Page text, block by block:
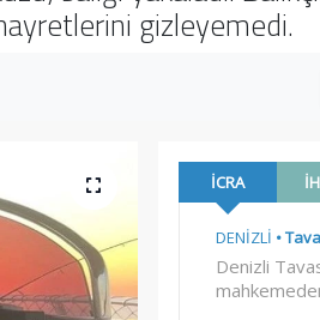
gizleyemedi.